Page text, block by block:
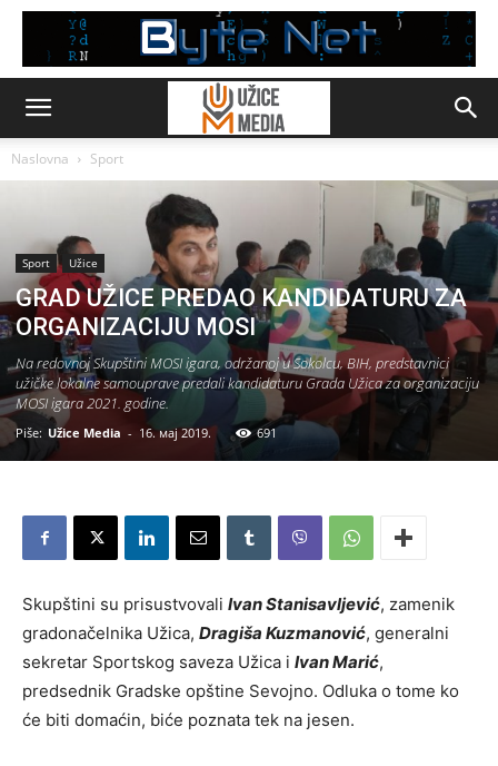
Naslovna Sport
Sport Užice
GRAD UŽICE PREDAO KANDIDATURU ZA
ORGANIZACIJU MOSI
Na redovnoj Skupštini MOSI igara, održanoj u Sokolcu, BIH, predstavnici
užičke lokalne samouprave predali kandidaturu Grada Užica za organizaciju
MOSI igara 2021. godine.
Piše: Užice Media - 16. мај 2019. 691
Skupštini su prisustvovali Ivan Stanisavljević, zamenik
gradonačelnika Užica, Dragiša Kuzmanović, generalni
sekretar Sportskog saveza Užica i Ivan Marić,
predsednik Gradske opštine Sevojno. Odluka o tome ko
će biti domaćin, biće poznata tek na jesen.